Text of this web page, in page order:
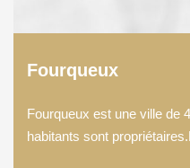
Fourqueux
Fourqueux est une ville de
habitants sont